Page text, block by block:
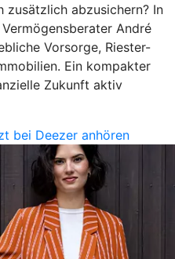
zusätzlich abzusichern? In
André
Vorsorge, Riester-
Ein kompakter
Zukunft aktiv
bei Deezer anhören